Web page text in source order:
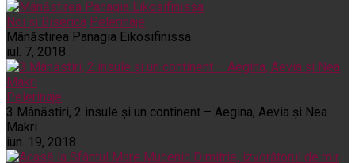
Noi și Biserica Pelerinaje
Mânăstirea Panagia Eikosifinissa
iul. 7, 2018
Pelerinaje
3 Mânăstiri, 2 insule și un continent – Aegina, Aevia și Nea
Makri
iun. 19, 2018